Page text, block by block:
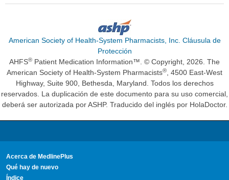
American Society of Health-System Pharmacists, Inc. Cláusula de
Protección
AHFS® Patient Medication Information™. © Copyright, 2026. The
American Society of Health-System Pharmacists®, 4500 East-West
Highway, Suite 900, Bethesda, Maryland. Todos los derechos
reservados. La duplicación de este documento para su uso comercial,
deberá ser autorizada por ASHP. Traducido del inglés por HolaDoctor.
Acerca de MedlinePlus
Qué hay de nuevo
Índice